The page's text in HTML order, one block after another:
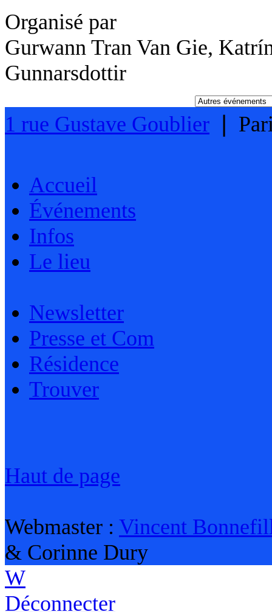
Organisé par
Gurwann Tran Van Gie,
Gunnarsdottir
1 rue Gustave Goublier
Accueil
Événements
Infos
Le lieu
Newsletter
Presse et Com
Résidence
Trouver
Haut de page
Webmaster : Vincent
& Corinne Dury
W
Déconnecter